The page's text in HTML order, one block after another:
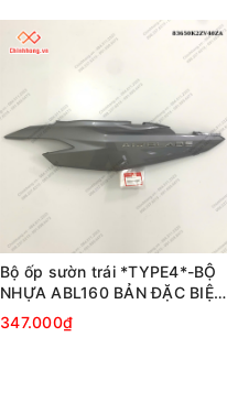
Bộ ốp sườn trái *TYPE4*-BỘ
NHỰA ABL160 BẢN ĐẶC BIỆT-
XANH XÁM ĐEN-2022
347.000₫